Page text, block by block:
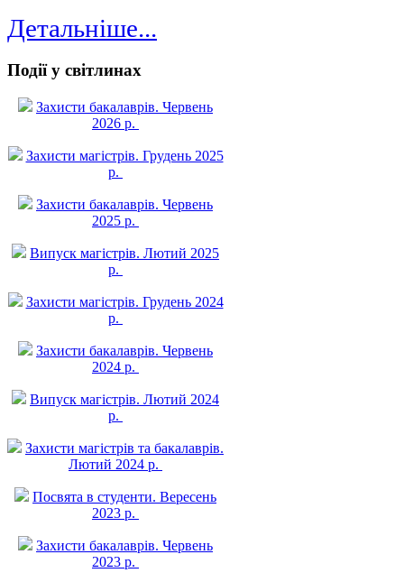
Детальніше...
Події у світлинах
Захисти бакалаврів. Червень
2026 р.
Захисти магістрів. Грудень 2025
р.
Захисти бакалаврів. Червень
2025 р.
Випуск магістрів. Лютий 2025
р.
Захисти магістрів. Грудень 2024
р.
Захисти бакалаврів. Червень
2024 р.
Випуск магістрів. Лютий 2024
р.
Захисти магістрів та бакалаврів.
Лютий 2024 р.
Посвята в студенти. Вересень
2023 р.
Захисти бакалаврів. Червень
2023 р.